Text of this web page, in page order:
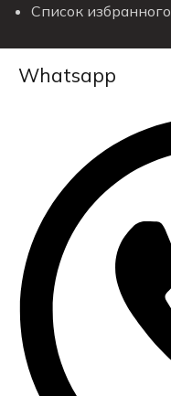
Список избранного
Whatsapp